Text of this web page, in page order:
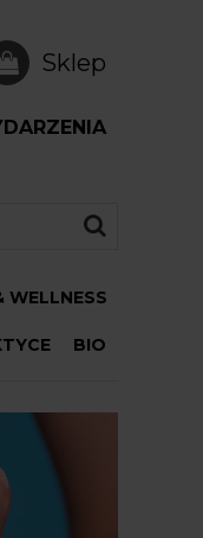
Sklep
WELLNESS
BIO